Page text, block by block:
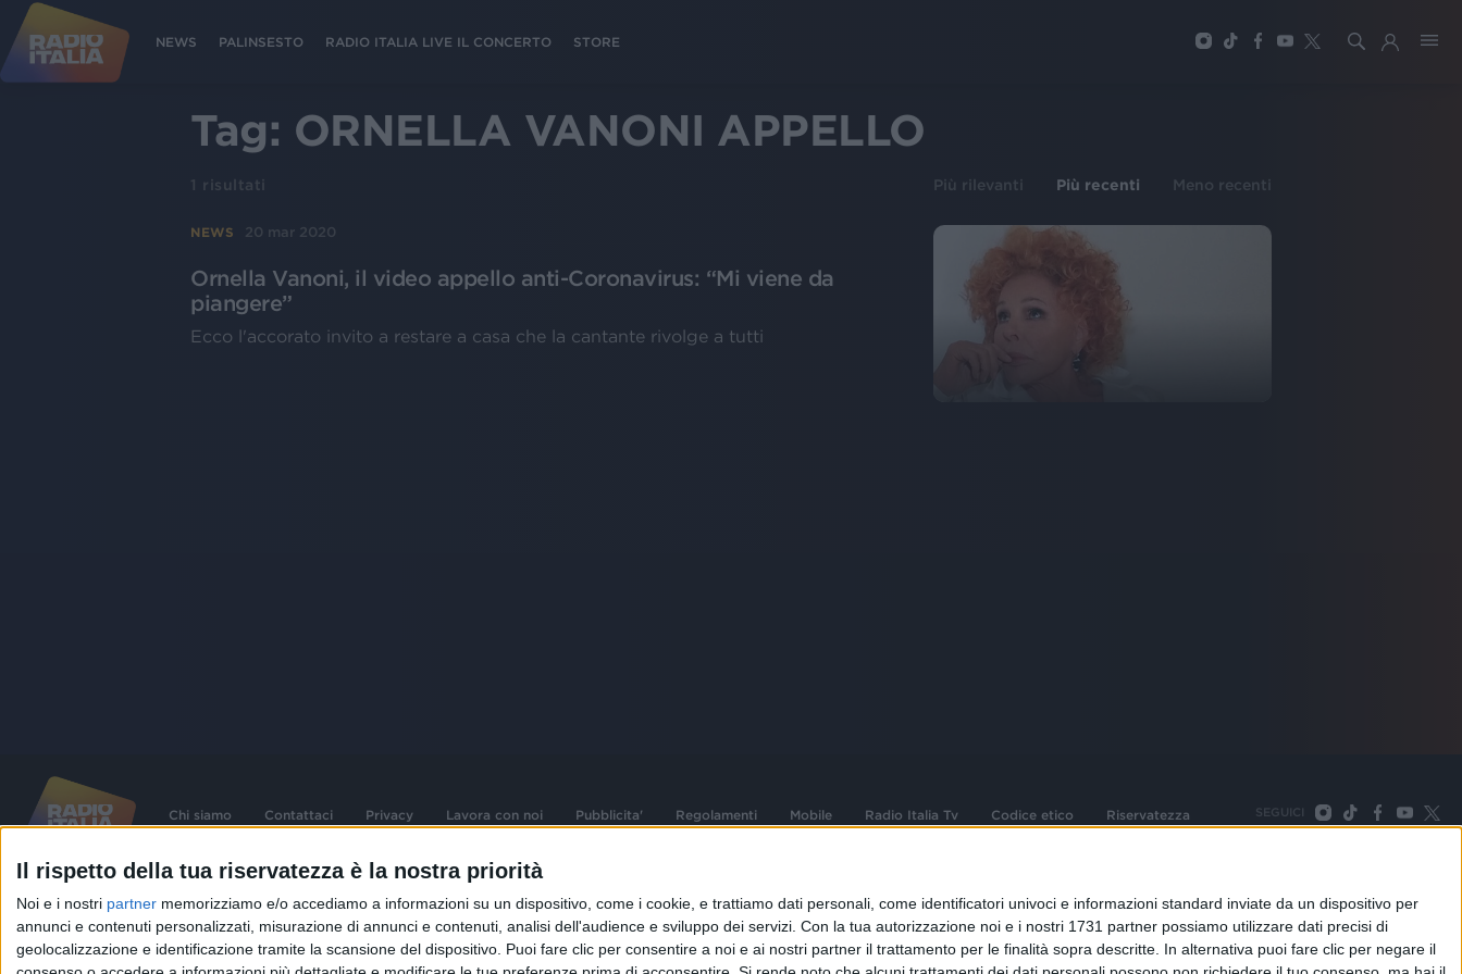
Il rispetto della tua riservatezza è la nostra priorità
Noi e i nostri partner memorizziamo e/o accediamo a informazioni su un dispositivo, come i cookie, e trattiamo dati personali, come identificatori univoci e informazioni standard inviate da un dispositivo per
annunci e contenuti personalizzati, misurazione di annunci e contenuti, analisi dell'audience e sviluppo dei servizi. Con la tua autorizzazione noi e i nostri 1731 partner possiamo utilizzare dati precisi di
geolocalizzazione e identificazione tramite la scansione del dispositivo. Puoi fare clic per consentire a noi e ai nostri partner il trattamento per le finalità sopra descritte. In alternativa puoi fare clic per negare il
NEWS PALINSESTO RADIO ITALIA LIVE IL CONCERTO STORE
Tag: ORNELLA VANONI APPELLO
1 risultati Più rilevanti Più recenti Meno recenti
NEWS 20 mar 2020
Ornella Vanoni, il video appello anti-Coronavirus: “Mi viene da
piangere”
Ecco l'accorato invito a restare a casa che la cantante rivolge a tutti
Chi siamo Contattaci Privacy Lavora con noi Pubblicita' Regolamenti Mobile Radio Italia Tv Codice etico Riservatezza SEGUICI
©2026RADIO ITALIA S.p.A. P.IVA 06832230152 | Tutti i diritti riservati. Per le opere dell'ingegno
contenute nel sito sono stati assolti gli obblighi derivanti dalla normativa dei diritti d'autore e dei diritti
connessi.
Capitale Sociale € 580.000,00 interamente versato. Iscr. Reg. Imprese Milano - C.F. e n° iscrizione
Sede Amministrativa: Viale Europa 49, 20093 Cologno Monzese (Mi) |Tel. +39 02 254441 | Fax +39
02 25444220
Sede Legale: Via Savona 97, 20144 Milano
TORNA SU